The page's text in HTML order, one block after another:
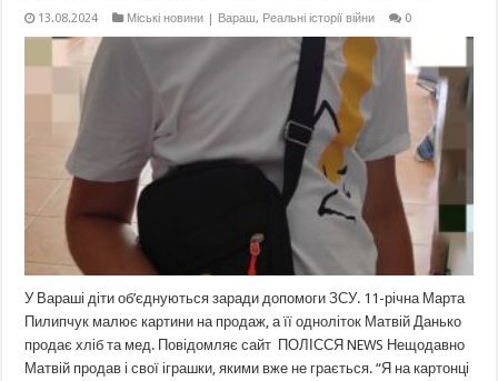
13.08.2024 Міські новини | Вараш, Реальні історії війни 0
У Вараші діти об’єднуються заради допомоги ЗСУ. 11-річна Марта
Пилипчук малює картини на продаж, а її одноліток Матвій Данько
продає хліб та мед. Повідомляє сайт ПОЛІССЯ NEWS Нещодавно
Матвій продав і свої іграшки, якими вже не грається. “Я на картонці